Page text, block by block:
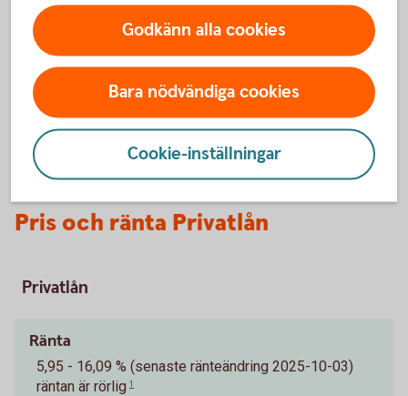
välja att betala av dina befintliga lån och krediter.
Höja bolån? Ring 0771-22 11 22
Hitta dittbankkontor
Pris och ränta Privatlån
Privatlån
Ränta
5,95 - 16,09 % (senaste ränteändring 2025-10-03)
räntan är rörlig 1
Godkänn alla cookies
Bara nödvändiga cookies
Cookie-inställningar